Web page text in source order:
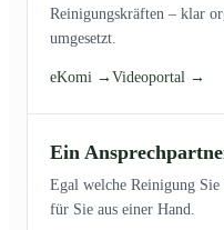
Reinigungskräften – klar
umgesetzt.
eKomi → Videoportal →
Ein
Egal welche Reinigung
für Sie aus einer Hand.